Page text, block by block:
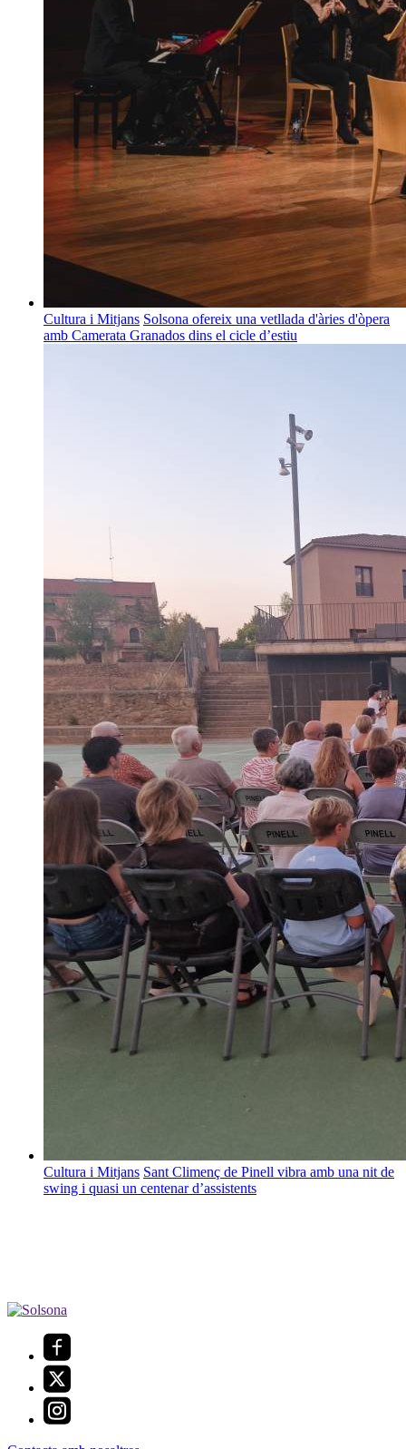
Cultura i Mitjans Solsona ofereix una vetllada d'àries d'òpera
amb Camerata Granados dins el cicle d’estiu
Cultura i Mitjans Sant Climenç de Pinell vibra amb una nit de
swing i quasi un centenar d’assistents